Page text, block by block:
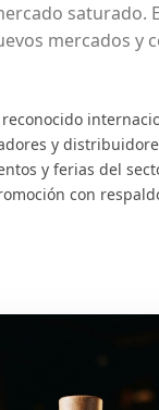
saturado.
mercados y
y
y ferias del
con